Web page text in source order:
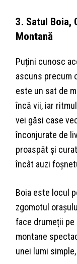
3. Satul Boia,
Montană
Puțini cunosc
ascuns precum
este un sat de
încă vii, iar
vei găsi case
înconjurate de
proaspăt și
încât auzi
Boia este locul
zgomotul
face drumeții pe
montane
unei lumi